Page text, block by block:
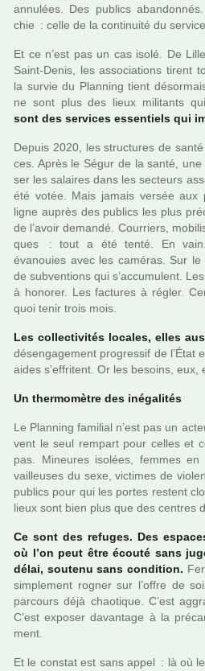
annu­lées. Des publics
chie : celle de la conti­nuité du ser­vice.
Et ce n’est pas un cas isolé. De
Saint-Denis, les asso­cia­tions tirent
la survie du Planning tient
ne sont plus des lieux mili­tants
sont des ser­vi­ces essen­tiels qui
Depuis 2020, les struc­tu­res de
ces. Après le Ségur de la santé,
ser les salai­res dans les sec­teurs
été votée. Mais jamais versée aux
ligne auprès des publics les plus
de l’avoir demandé. Courriers,
ques : tout a été tenté. En
évanouies avec les camé­ras. Sur
de sub­ven­tions qui s’accu­mu­lent.
à hono­rer. Les fac­tu­res à régler.
quoi tenir trois mois.
Les col­lec­ti­vi­tés loca­les, elles
désen­ga­ge­ment pro­gres­sif de l’État
aides s’effri­tent. Or les besoins, eux,
Un ther­mo­mè­tre des iné­ga­li­tés
Le Planning fami­lial n’est pas un
vent le seul rem­part pour celles et
pas. Mineures iso­lées, femmes
vailleu­ses du sexe, vic­ti­mes de
publics pour qui les portes res­tent
lieux sont bien plus que des cen­tres
Ce sont des refu­ges. Des
où l’on peut être écouté sans
délai, sou­tenu sans condi­tion.
sim­ple­ment rogner sur l’offre de
par­cours déjà chao­ti­que. C’est
C’est expo­ser davan­tage à la
ment.
Et le cons­tat est sans appel : là où